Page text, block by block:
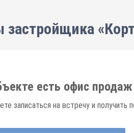
застройщика
есть офис
записаться на встречу и получить